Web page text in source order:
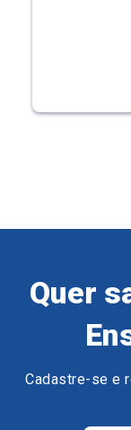
Quer
Cadastre-se e